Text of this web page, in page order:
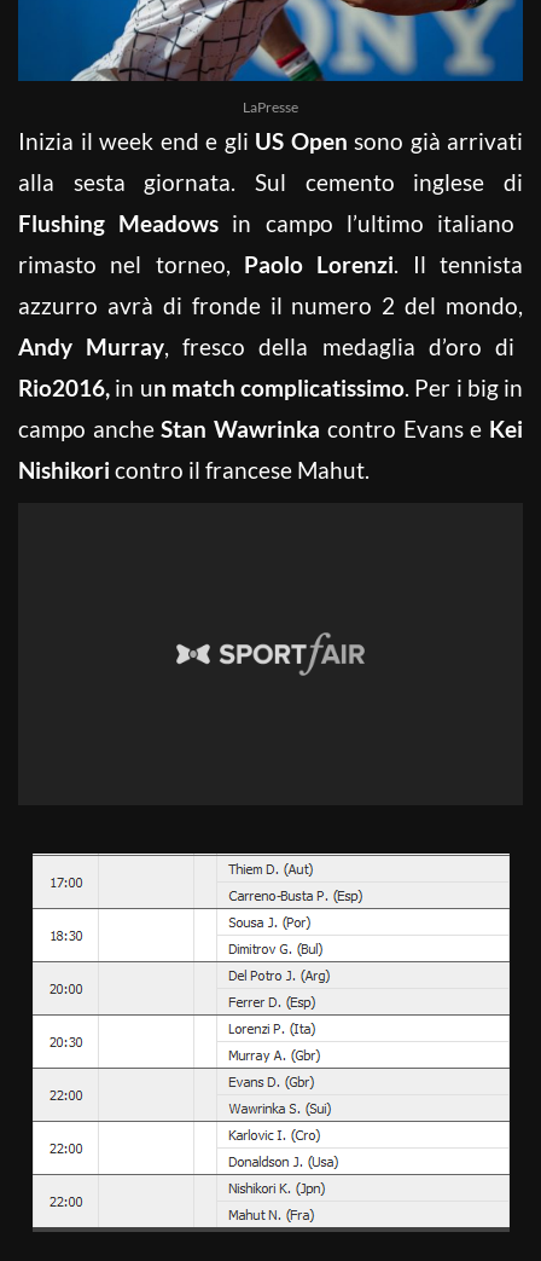
LaPresse
Inizia il week end e gli US Open sono già arrivati
alla sesta giornata. Sul cemento inglese di
Flushing Meadows in campo l’ultimo italiano
rimasto nel torneo, Paolo Lorenzi. Il tennista
azzurro avrà di fronde il numero 2 del mondo,
Andy Murray, fresco della medaglia d’oro di
Rio2016, in un match complicatissimo. Per i big in
campo ancheStan Wawrinka contro Evans e Kei
Nishikori contro il francese Mahut.